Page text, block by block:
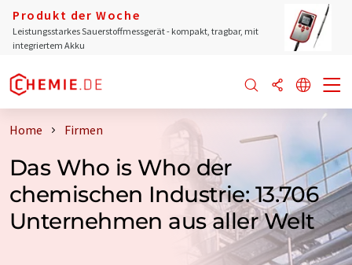
Produkt der Woche
Leistungsstarkes Sauerstoffmessgerät - kompakt, tragbar, mit
integriertem Akku
Home Firmen
Das Who is Who der
chemischen Industrie: 13.706
Unternehmen aus aller Welt